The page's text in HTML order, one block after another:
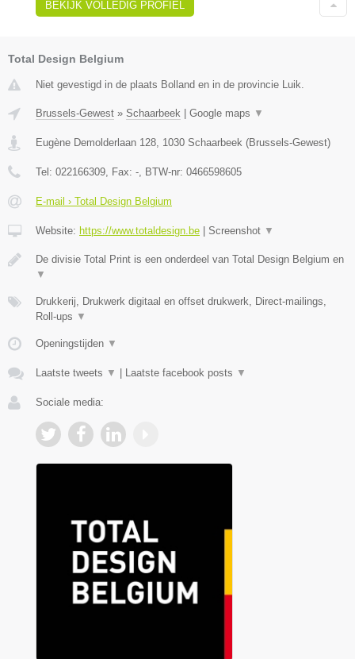
BEKIJK VOLLEDIG PROFIEL
Total Design Belgium
Niet gevestigd in de plaats Bolland en in de provincie Luik.
Brussels-Gewest » Schaarbeek Google maps ▼
Eugène Demolderlaan 128 1030 Schaarbeek (Brussels-Gewest)
Tel: 022166309 , Fax: - , BTW-nr: 0466598605
E-mail › Total Design Belgium
Website: https://www.totaldesign.be Screenshot ▼
De divisie Total Print is een onderdeel van Total Design Belgium en
▼
Drukkerij, Drukwerk digitaal en offset drukwerk, Direct-mailings,
Roll-ups ▼
Openingstijden ▼
Laatste tweets ▼ Laatste facebook posts ▼
Sociale media: